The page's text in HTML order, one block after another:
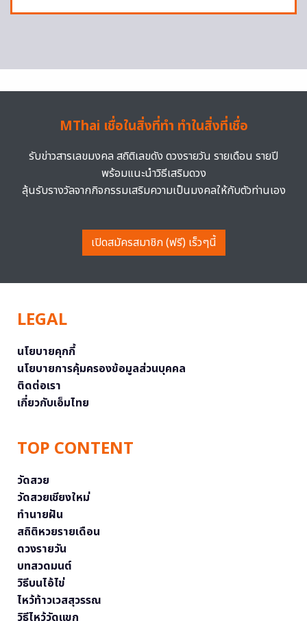
MThai เชื่อในสิ่งที่ทำ ทำในสิ่งที่เชื่อ
รับข่าวสารเลขมงคล สถิติเลขดัง ดวงรายวัน รายเดือน รายปี
พร้อมแนะนำวิธีเสริมดวง
ลุ้นรับรางวัลจากกิจกรรมเสริมความเป็นมงคลให้กับตัวท่านเอง
เปิดสมัครสมาชิก (ฟรี) เร็วๆนี้
LEGAL
นโยบายคุกกี้
นโยบายการคุ้มครองข้อมูลส่วนบุคคล
ติดต่อเรา
เกี่ยวกับเอ็มไทย
TOP CONTENT
วัดสวย
วัดสวยเชียงใหม่
ทำนายฝัน
สถิติหวยรายเดือน
ดวงรายวัน
บทสวดมนต์
วิธีบนไอ้ไข่
ไหว้ท้าวเวสสุวรรณ
วิธีไหว้วัดแขก